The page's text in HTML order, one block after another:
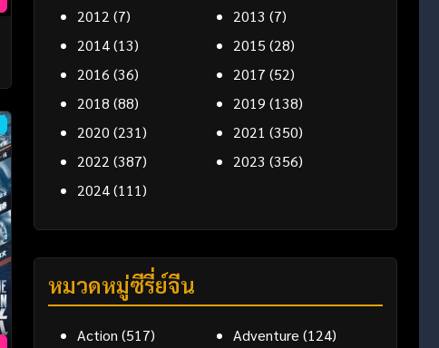
2012 (7) 2013 (7)
2014(13) 2015 (28)
2016 (36) 2017 (52)
2018 (88) 2019 (138)
2020 (231) 2021 (350)
2022 (387) 2023 (356)
2024(111)
หมวดหมู่ซีรี่ย์จีน
Action (517) Adventure (124)